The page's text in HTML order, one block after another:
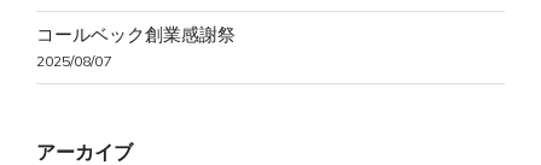
コールベック創業感謝祭
2025/08/07
アーカイブ